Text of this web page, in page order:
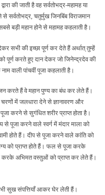
की जाती है वह सर्वतोभद्र-महामह या
सर्वतोभद्र, चतुर्मुख जिनबिंब विराजमान
बड़ी महान होने से महामह कहलाती है।
सभी की इच्छा पूर्ण कर देते हैं अर्थात् तुम्हें
पूर्ण करते हुए दान देकर जो जिनेन्द्रदेव की
वाली पांचवीं पूजा कहलाती है।
करते हैं वे महान पुण्य का बंध कर लेते हैं।
में जलधारा देने से ज्ञानावरण और
करने से सुगंधित शरीर प्राप्त होता है।
पूजा करने वाले स्वर्ग में मंदार माला को
होते हैं। दीप से पूजा करने वाले कांति को
को प्राप्त होते हैं। फल से पूजा करके
अभिमत वस्तुओं को प्राप्त कर लेते हैं।
सुख संपत्तियाँ आकर घेर लेती हैं।